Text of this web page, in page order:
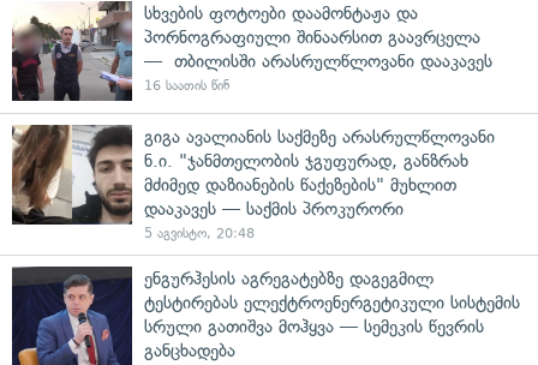
სხვების ფოტოები დაამონტაჟა და
პორნოგრაფიული შინაარსით გაავრცელა
— თბილისში არასრულწლოვანი დააკავეს
16 საათის წინ
გიგა ავალიანის საქმეზე არასრულწლოვანი
ნ.ი. "ჯანმთელობის ჯგუფურად, განზრახ
მძიმედ დაზიანების წაქეზების" მუხლით
დააკავეს — საქმის პროკურორი
5 აგვისტო, 20:48
ენგურჰესის აგრეგატებზე დაგეგმილ
ტესტირებას ელექტროენერგეტიკული სისტემის
სრული გათიშვა მოჰყვა — სემეკის წევრის
განცხადება